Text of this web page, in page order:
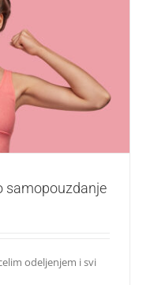
samopouzdanje
odeljenjem i svi